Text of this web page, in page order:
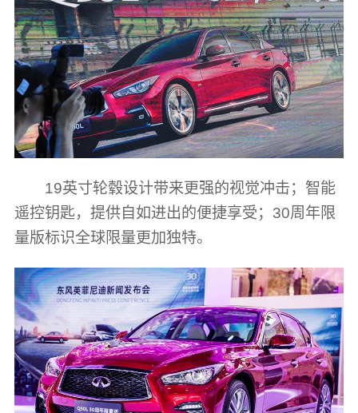
19英寸轮毂设计带来更强的视觉冲击；智能
遥控钥匙，提供自如进出的便捷享受；30周年限
量版标识全球限量更加独特。